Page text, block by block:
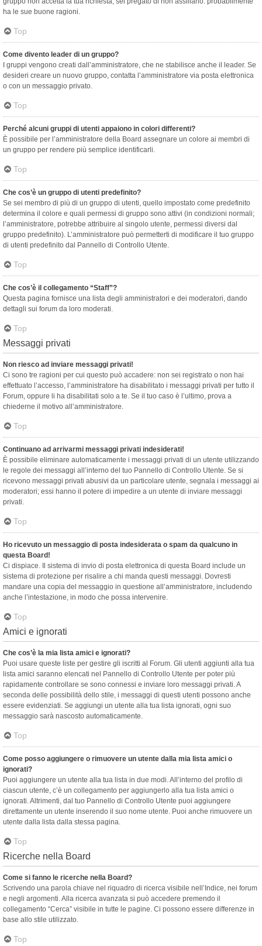
ha le sue buone ragioni.
Top
Come divento leader di un gruppo?
I gruppi vengono creati dall’amministratore, che ne stabilisce anche il leader. Se
desideri creare un nuovo gruppo, contatta l’amministratore via posta elettronica
o con un messaggio privato.
Top
Perché alcuni gruppi di utenti appaiono in colori differenti?
È possibile per l’amministratore della Board assegnare un colore ai membri di
un gruppo per rendere più semplice identificarli.
Top
Che cos’è un gruppo di utenti predefinito?
Se sei membro di più di un gruppo di utenti, quello impostato come predefinito
determina il colore e quali permessi di gruppo sono attivi (in condizioni normali;
l’amministratore, potrebbe attribuire al singolo utente, permessi diversi dal
gruppo predefinito). L’amministratore può permetterti di modificare il tuo gruppo
di utenti predefinito dal Pannello di Controllo Utente.
Top
Che cos’è il collegamento “Staff”?
Questa pagina fornisce una lista degli amministratori e dei moderatori, dando
dettagli sui forum da loro moderati.
Top
Messaggi privati
Non riesco ad inviare messaggi privati!
Ci sono tre ragioni per cui questo può accadere: non sei registrato o non hai
effettuato l’accesso, l’amministratore ha disabilitato i messaggi privati per tutto il
Forum, oppure li ha disabilitati solo a te. Se il tuo caso è l’ultimo, prova a
chiederne il motivo all’amministratore.
Top
Continuano ad arrivarmi messaggi privati indesiderati!
È possibile eliminare automaticamente i messaggi privati ​​di un utente utilizzando
le regole dei messaggi all’interno del tuo Pannello di Controllo Utente. Se si
ricevono messaggi privati ​​abusivi da un particolare utente, segnala i messaggi ai
moderatori; essi hanno il potere di impedire a un utente di inviare messaggi
privati​​.
Top
Ho ricevuto un messaggio di posta indesiderata o spam da qualcuno in
questa Board!
Ci dispiace. Il sistema di invio di posta elettronica di questa Board include un
sistema di protezione per risalire a chi manda questi messaggi. Dovresti
mandare una copia del messaggio in questione all’amministratore, includendo
anche l’intestazione, in modo che possa intervenire.
Top
Amici e ignorati
Che cos’è la mia lista amici e ignorati?
Puoi usare queste liste per gestire gli iscritti al Forum. Gli utenti aggiunti alla tua
lista amici saranno elencati nel Pannello di Controllo Utente per poter più
rapidamente controllare se sono connessi e inviare loro messaggi privati. A
seconda delle possibilità dello stile, i messaggi di questi utenti possono anche
essere evidenziati. Se aggiungi un utente alla tua lista ignorati, ogni suo
messaggio sarà nascosto automaticamente.
Top
Come posso aggiungere o rimuovere un utente dalla mia lista amici o
ignorati?
Puoi aggiungere un utente alla tua lista in due modi. All’interno del profilo di
ciascun utente, c’è un collegamento per aggiungerlo alla tua lista amici o
ignorati. Altrimenti, dal tuo Pannello di Controllo Utente puoi aggiungere
direttamente un utente inserendo il suo nome utente. Puoi anche rimuovere un
utente dalla lista dalla stessa pagina.
Top
Ricerche nella Board
Come si fanno le ricerche nella Board?
Scrivendo una parola chiave nel riquadro di ricerca visibile nell’Indice, nei forum
e negli argomenti. Alla ricerca avanzata si può accedere premendo il
collegamento “Cerca” visibile in tutte le pagine. Ci possono essere differenze in
base allo stile utilizzato.
Top